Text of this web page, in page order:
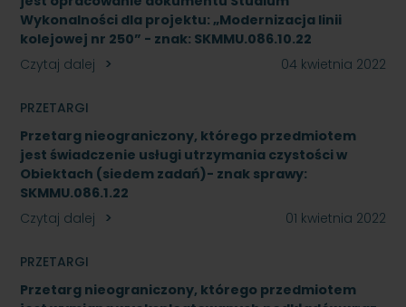
Wykonalności dla projektu: „Modernizacja linii
kolejowej nr 250” - znak: SKMMU.086.10.22
Czytaj dalej
04 kwietnia 2022
PRZETARGI
Przetarg nieograniczony, którego przedmiotem
jest świadczenie usługi utrzymania czystości w
Obiektach (siedem zadań)- znak sprawy:
SKMMU.086.1.22
Czytaj dalej
01 kwietnia 2022
PRZETARGI
Przetarg nieograniczony, którego przedmiotem